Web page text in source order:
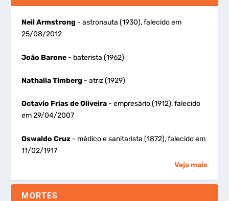
Neil Armstrong - astronauta (1930), falecido em
25/08/2012
João Barone - baterista (1962)
Nathalia Timberg - atriz (1929)
Octavio Frias de Oliveira - empresário (1912), falecido
em 29/04/2007
Oswaldo Cruz - médico e sanitarista (1872), falecido em
11/02/1917
Veja mais
MORTES